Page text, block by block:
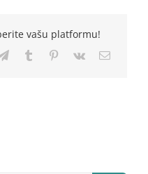
vašu platformu!
TelegramTumblr Pinterest
Vk Email